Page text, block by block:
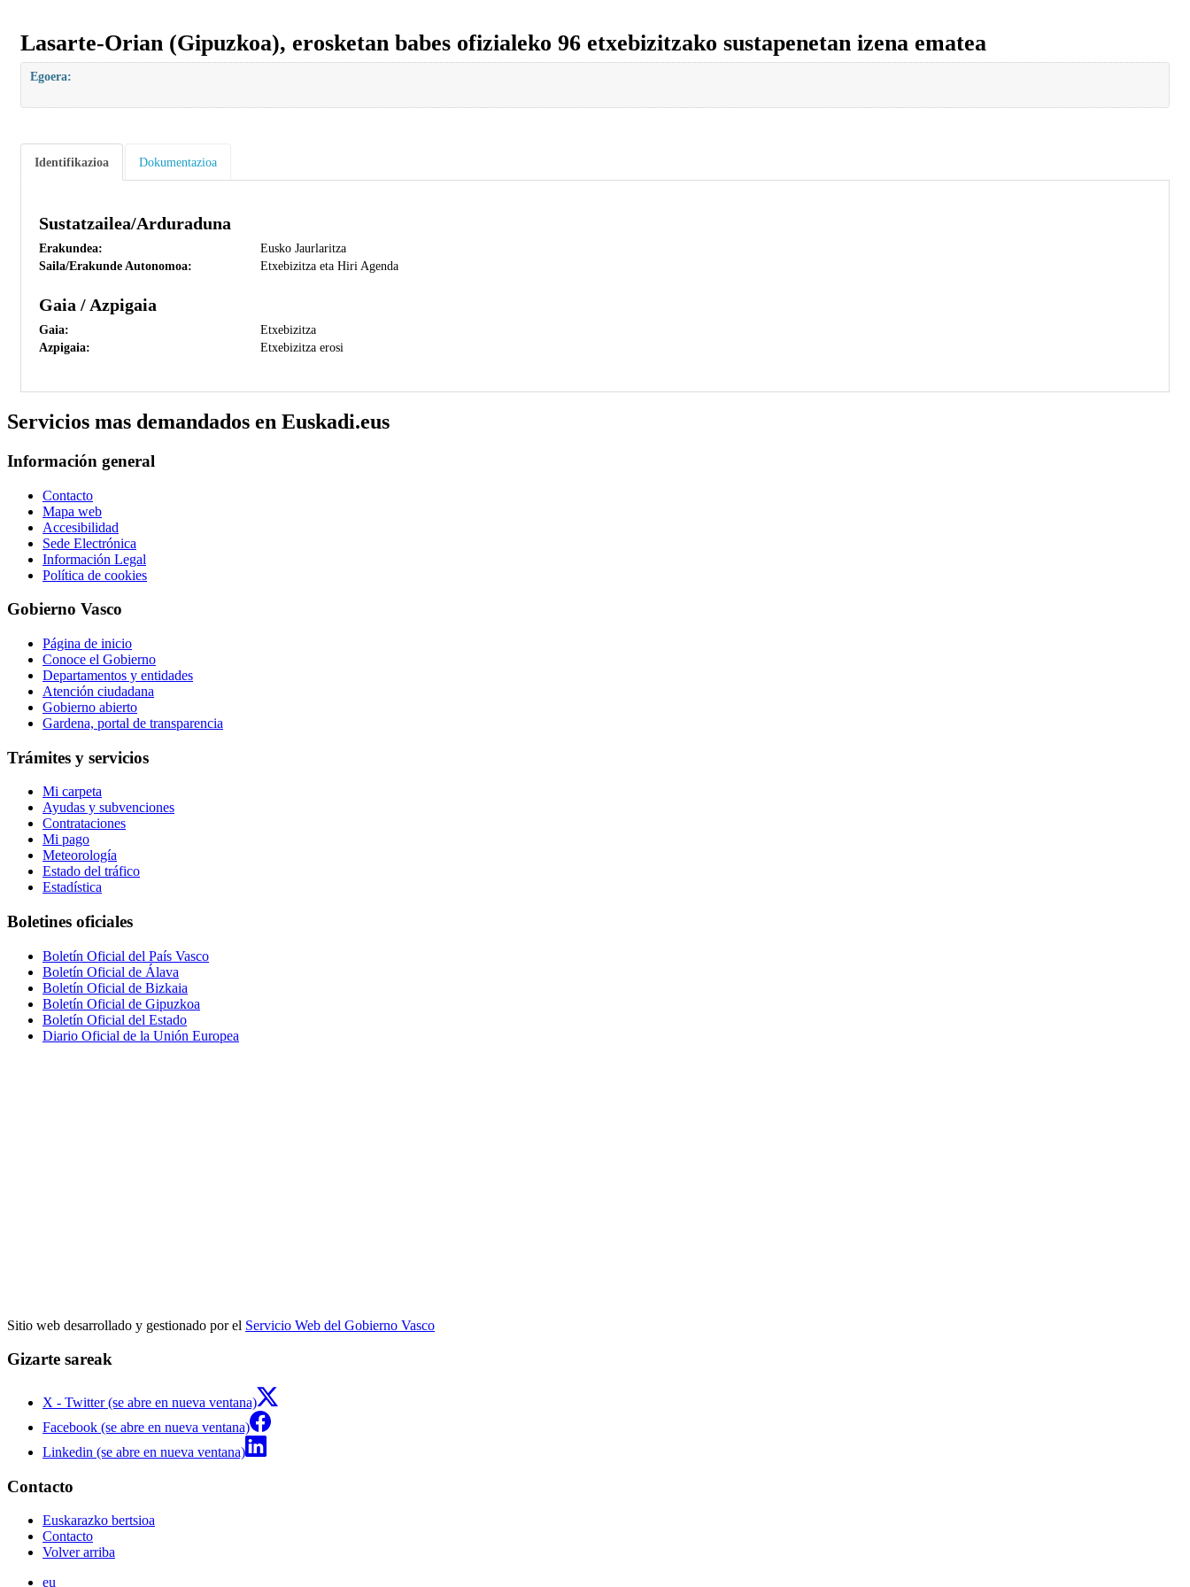
Lasarte-Orian (Gipuzkoa), erosketan babes ofizialeko 96 etxebizitzako sustapenetan izena ematea
Egoera:
Identifikazioa Dokumentazioa
Sustatzailea/Arduraduna
Erakundea:
Eusko Jaurlaritza
Saila/Erakunde Autonomoa:
Etxebizitza eta Hiri Agenda
Gaia / Azpigaia
Gaia:
Etxebizitza
Azpigaia:
Etxebizitza erosi
Servicios mas demandados en Euskadi.eus
Información general
Contacto
Mapa web
Accesibilidad
Sede Electrónica
Información Legal
Política de cookies
Gobierno Vasco
Página de inicio
Conoce el Gobierno
Departamentos y entidades
Atención ciudadana
Gobierno abierto
Gardena, portal de transparencia
Trámites y servicios
Mi carpeta
Ayudas y subvenciones
Contrataciones
Mi pago
Meteorología
Estado del tráfico
Estadística
Boletines oficiales
Boletín Oficial del País Vasco
Boletín Oficial de Álava
Boletín Oficial de Bizkaia
Boletín Oficial de Gipuzkoa
Boletín Oficial del Estado
Diario Oficial de la Unión Europea
Sitio web desarrollado y gestionado por el Servicio Web del Gobierno Vasco
Gizarte sareak
X - Twitter (se abre en nueva ventana)
Facebook (se abre en nueva ventana)
Linkedin (se abre en nueva ventana)
Contacto
Euskarazko bertsioa
Contacto
Volver arriba
eu